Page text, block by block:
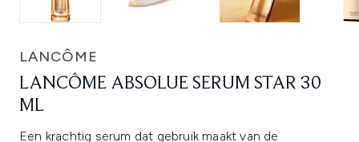
LANCÔME
LANCÔME ABSOLUE SERUM STAR 30
ML
Een krachtig serum dat gebruik maakt van de